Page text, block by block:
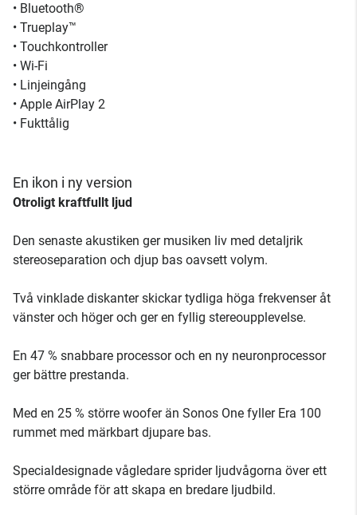
• Bluetooth®
• Trueplay™
• Touchkontroller
• Wi-Fi
• Linjeingång
• Apple AirPlay 2
• Fukttålig
En ikon i ny version
Otroligt kraftfullt ljud
Den senaste akustiken ger musiken liv med detaljrik
stereoseparation och djup bas oavsett volym.
Två vinklade diskanter skickar tydliga höga frekvenser åt
vänster och höger och ger en fyllig stereoupplevelse.
En 47 % snabbare processor och en ny neuronprocessor
ger bättre prestanda.
Med en 25 % större woofer än Sonos One fyller Era 100
rummet med märkbart djupare bas.
Specialdesignade vågledare sprider ljudvågorna över ett
större område för att skapa en bredare ljudbild.